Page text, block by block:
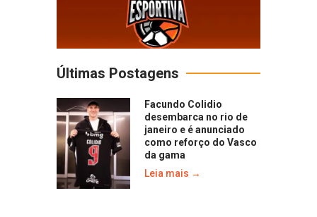
Últimas Postagens
Facundo Colidio
desembarca no rio de
janeiro e é anunciado
como reforço do Vasco
da gama
Leia mais →